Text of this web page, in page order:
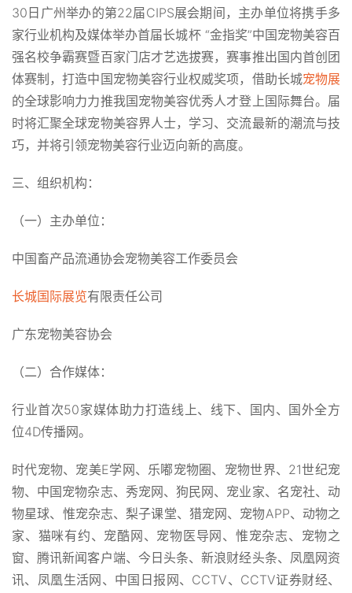
30日广州举办的第22届CIPS展会期间，主办单位将携手多
家行业机构及媒体举办首届长城杯 “金指奖”中国宠物美容百
强名校争霸赛暨百家门店才艺选拔赛，赛事推出国内首创团
体赛制，打造中国宠物美容行业权威奖项，借助长城宠物展
的全球影响力力推我国宠物美容优秀人才登上国际舞台。届
时将汇聚全球宠物美容界人士，学习、交流最新的潮流与技
巧，并将引领宠物美容行业迈向新的高度。
三、组织机构：
（一）主办单位：
中国畜产品流通协会宠物美容工作委员会
长城国际展览有限责任公司
广东宠物美容协会
（二）合作媒体：
行业首次50家媒体助力打造线上、线下、国内、国外全方
位4D传播网。
时代宠物、宠美E学网、乐嘟宠物圈、宠物世界、21世纪宠
物、中国宠物杂志、秀宠网、狗民网、宠业家、名宠社、动
物星球、惟宠杂志、梨子课堂、猎宠网、宠物APP、动物之
家、猫咪有约、宠酷网、宠物医导网、惟宠杂志、宠物之
窗、腾讯新闻客户端、今日头条、新浪财经头条、凤凰网资
讯、凤凰生活网、中国日报网、CCTV、CCTV证券财经、